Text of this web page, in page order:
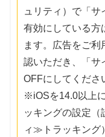
ュリティ）で「
有効にしている方
ます。広告をご
認いただき、「サ
OFFにしてくださ
※iOSを14.0以上
ッキングの設定
ィ≫トラッキング